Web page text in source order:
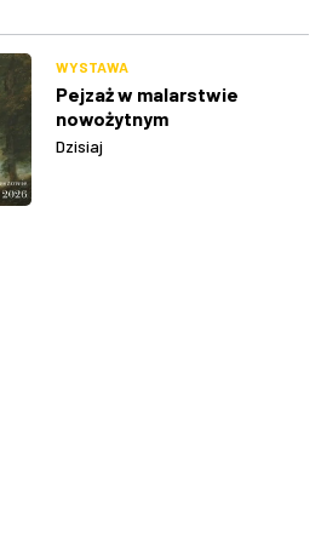
WYSTAWA
Pejzaż w malarstwie
nowożytnym
Dzisiaj